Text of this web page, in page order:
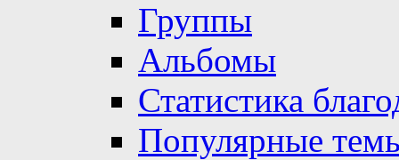
Группы
Альбомы
Статистика
Популярные